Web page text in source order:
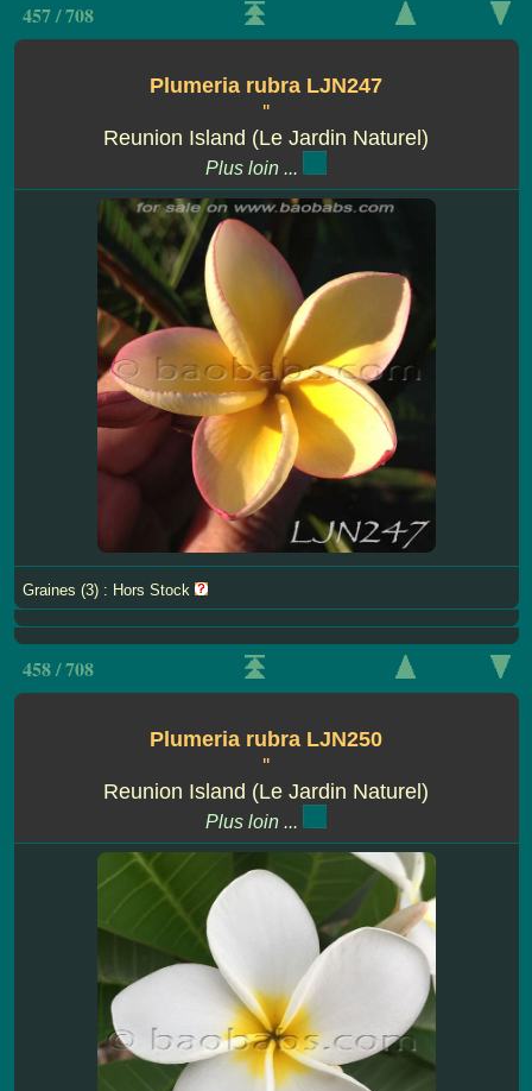
457 / 708
Plumeria rubra LJN247
''
Reunion Island (Le Jardin Naturel)
Plus loin ...
Graines (3) : Hors Stock
458 / 708
Plumeria rubra LJN250
''
Reunion Island (Le Jardin Naturel)
Plus loin ...